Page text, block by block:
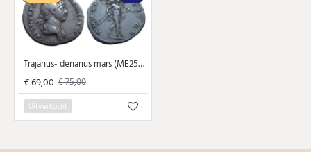
Trajanus- denarius mars (ME2578)
€ 69,00 € 75,00
Uitverkocht